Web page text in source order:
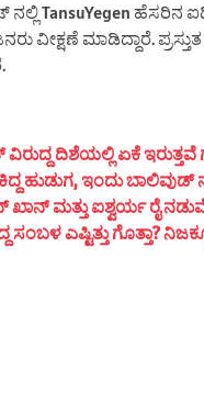
ನಲ್ಲಿ TansuYegen
ವೀಕ್ಷಣೆ ಮಾಡಿದ್ದಾರೆ.
ದಿಶೆಯಲ್ಲಿ ಏಕೆ ಇರುತ್ತವೆ
ಹುಡುಗ, ಇಂದು
ಮತ್ತು ಐಶ್ವರ್ಯ ರೈ
ಎಷ್ಟಿತ್ತು ಗೊತ್ತಾ?